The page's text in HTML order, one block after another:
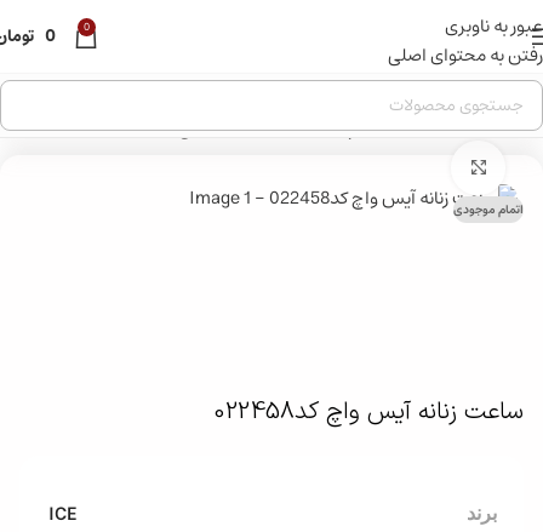
عبور به ناوبری
رفتن به محتوای اصلی
0
0
خانه»فروشگاه»ساعت مچی»ساعت زنانه آیس واچ کد۰۲۲۴۵۸
اتمام موجودی
ساعت زنانه آیس واچ کد022458
برند ICE
قبل از ثبت سفارش ، موجودی محصول مورد نظر را از ما استعلام